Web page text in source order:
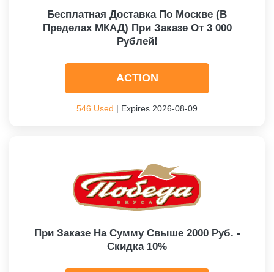
Бесплатная Доставка По Москве (в
Пределах МКАД) При Заказе От 3 000
Рублей!
ACTION
546 Used | Expires 2026-08-09
При Заказе На Сумму Свыше 2000 Руб. -
Скидка 10%